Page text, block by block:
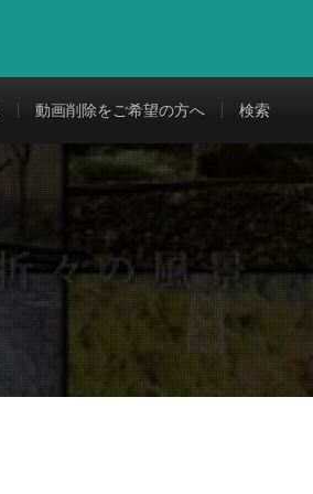
動画削除をご希望の方へ 検索